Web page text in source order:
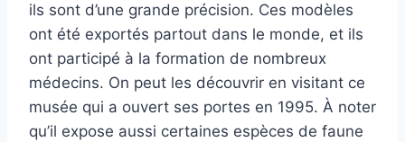
ils sont d’une grande précision. Ces modèles
ont été exportés partout dans le monde, et ils
ont participé à la formation de nombreux
médecins. On peut les découvrir en visitant ce
musée qui a ouvert ses portes en 1995. À noter
qu’il expose aussi certaines espèces de faune